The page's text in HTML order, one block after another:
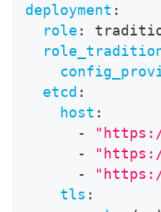
deployment :
role :
etcd :
host :
-
-
-
tls :